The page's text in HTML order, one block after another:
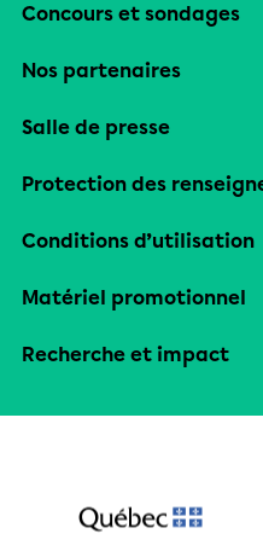
Concours et sondages
Nos partenaires
Salle de presse
Protection des
Conditions d’utilisation
Matériel promotionnel
Recherche et impact